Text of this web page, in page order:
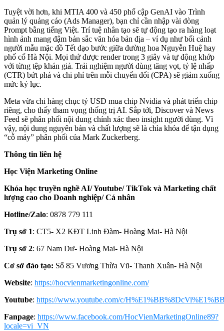
Tuyệt vời hơn, khi MTIA 400 và 450 phổ cập GenAI vào Trình
quản lý quảng cáo (Ads Manager), bạn chỉ cần nhập vài dòng
Prompt bằng tiếng Việt. Trí tuệ nhân tạo sẽ tự động tạo ra hàng loạt
hình ảnh mang đậm bản sắc văn hóa bản địa – ví dụ như bối cảnh
người mẫu mặc đồ Tết dạo bước giữa đường hoa Nguyễn Huệ hay
phố cổ Hà Nội. Mọi thứ được render trong 3 giây và tự động khớp
với từng tệp khán giả. Trải nghiệm người dùng tăng vọt, tỷ lệ nhấp
(CTR) bứt phá và chi phí trên mỗi chuyển đổi (CPA) sẽ giảm xuống
mức kỷ lục.
Meta vừa chi hàng chục tỷ USD mua chip Nvidia và phát triển chip
riêng, cho thấy tham vọng thống trị AI. Sắp tới, Discover và News
Feed sẽ phân phối nội dung chính xác theo insight người dùng. Vì
vậy, nội dung nguyên bản và chất lượng sẽ là chìa khóa để tận dụng
“cỗ máy” phân phối của Mark Zuckerberg.
Thông tin liên hệ
Học Viện Marketing Online
Khóa học truyền nghề AI/ Youtube/ TikTok và Marketing chất
lượng cao cho Doanh nghiệp/ Cá nhân
Hotline/Zalo: 0878 779 111
Trụ sở 1: CT5- X2 KĐT Linh Đàm- Hoàng Mai- Hà Nội
Trụ sở 2: 67 Nam Dư- Hoàng Mai- Hà Nội
Cơ sở đào tạo: Số 85 Vương Thừa Vũ- Thanh Xuân- Hà Nội
Website: https://hocvienmarketingonline.com/
Youtube: https://www.youtube.com/c/
Fanpage: https://www.facebook.com/HocVienMarketingOnline89?
locale=vi_VN